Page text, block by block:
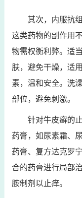
其次，内服抗
这类药物的副作用
物需权衡利弊。适
肤，避免干燥，适
素，温和安全。洗
部位，避免刺激。
针对牛皮癣的
药膏，如尿素霜、
药膏、复方达克罗
合的药膏进行局部
胺制剂以止痒。